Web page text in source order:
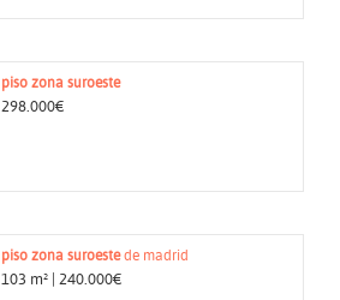
piso zona suroeste
298.000€
piso zona suroestede madrid
103 m² | 240.000€